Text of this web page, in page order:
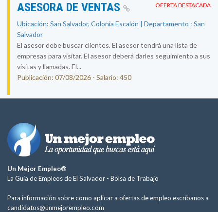
OFERTA DESTACADA
ASESORA DE VENTAS
Ubicación: San Salvador, Colonia Escalón | Departamento : San
Salvador
El asesor debe buscar clientes. El asesor tendrá una lista de
empresas para visitar. El asesor deberá darles seguimiento a sus
visitas y llamadas. El...
Publicación: 07/08/2026 - Salario: 450
Un Mejor Empleo®
La Guía de Empleos de El Salvador - Bolsa de Trabajo
Para información sobre como aplicar a ofertas de empleo escríbanos a
candidatos@unmejorempleo.com